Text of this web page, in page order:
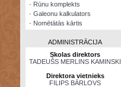
· Rūnu komplekts
· Galeonu kalkulators
· Nomētātās kārtis
ADMINISTRĀCIJA
Skolas direktors
TADEUŠS MERLINS KAMINSKI
Direktora vietnieks
FILIPS BĀRLOVS